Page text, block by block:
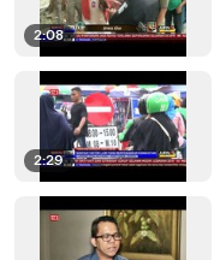
2:08
2:29